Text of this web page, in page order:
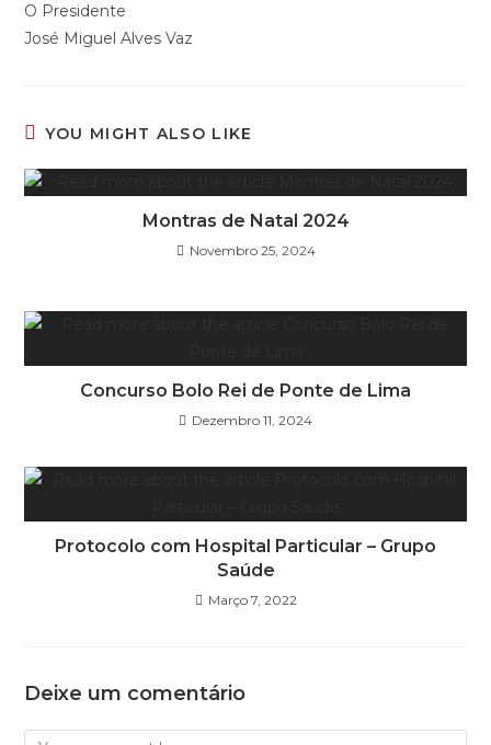
O Presidente
José Miguel Alves Vaz
YOU MIGHT ALSO LIKE
Montras de Natal 2024
Novembro 25, 2024
Concurso Bolo Rei de Ponte de Lima
Dezembro 11, 2024
Protocolo com Hospital Particular – Grupo
Saúde
Março 7, 2022
Deixe um comentário